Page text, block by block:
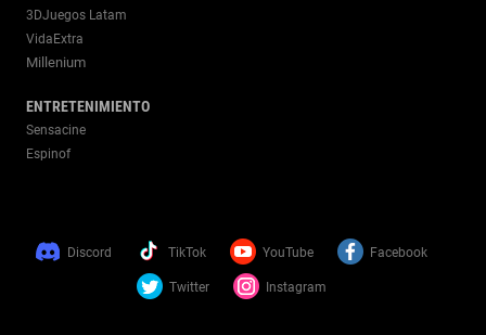
3DJuegos Latam
VidaExtra
Millenium
ENTRETENIMIENTO
Sensacine
Espinof
Discord TikTok YouTube Facebook
Twitter Instagram